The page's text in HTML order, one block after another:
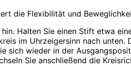
die Flexibilität und
Halten Sie einen Stift etwa
im Uhrzeigersinn nach
sich wieder in der
Sie anschließend die